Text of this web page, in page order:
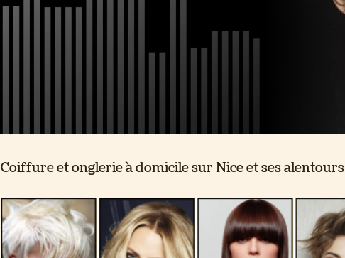
Coiffure et onglerie à domicile sur Nice et ses alentours